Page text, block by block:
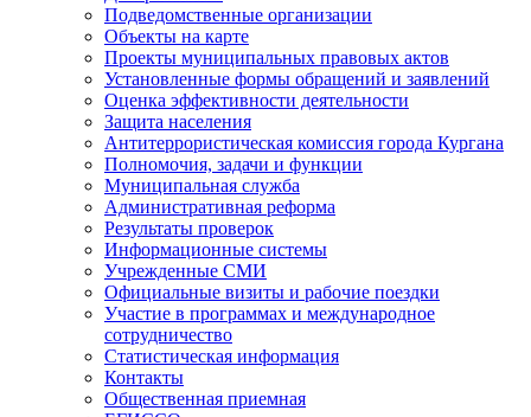
Подведомственные организации
Объекты на карте
Проекты муниципальных правовых актов
Установленные формы обращений и заявлений
Оценка эффективности деятельности
Защита населения
Антитеррористическая комиссия города Кургана
Полномочия, задачи и функции
Муниципальная служба
Административная реформа
Результаты проверок
Информационные системы
Учрежденные СМИ
Официальные визиты и рабочие поездки
Участие в программах и международное
сотрудничество
Статистическая информация
Контакты
Общественная приемная